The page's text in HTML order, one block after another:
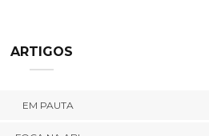
ARTIGOS
EM PAUTA